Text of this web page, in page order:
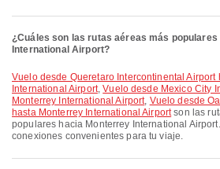
¿Cuáles son las rutas aéreas más
International Airport?
Vuelo desde Queretaro Intercontinental Airport hasta Monterrey
International Airport,Vuelo desde Mexico City
Monterrey International Airport, Vuelo desde
hasta Monterrey International Airportson las
populares hacia Monterrey International
conexiones convenientes para tu viaje.